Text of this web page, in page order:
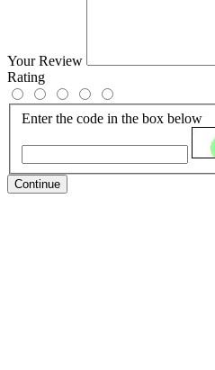
Your Review
Rating
Enter the code in the box below
Continue